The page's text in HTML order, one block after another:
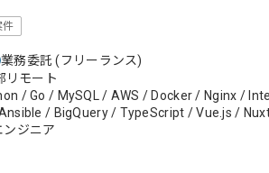
件
業務委託(フリーランス)
リモート
/ Go / MySQL / AWS / Docker / Nginx /
/ BigQuery / TypeScript / Vue.js /
ンジニア